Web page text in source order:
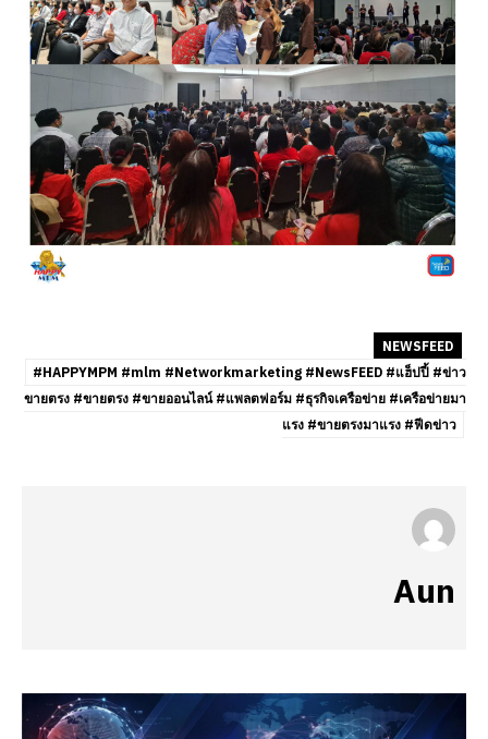
NEWSFEED
#HAPPYMPM #mlm #Networkmarketing #NewsFEED #แฮ็ปปี้ #ข่าว
ขายตรง #ขายตรง #ขายออนไลน์ #แพลตฟอร์ม #ธุรกิจเครือข่าย #เครือข่ายมา
แรง #ขายตรงมาแรง #ฟีดข่าว
Aun